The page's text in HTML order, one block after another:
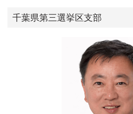
千葉県第三選挙区支部